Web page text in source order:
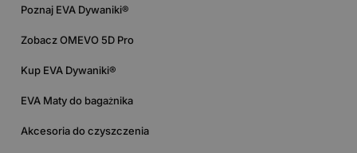
Poznaj EVA Dywaniki®
Zobacz OMEVO 5D Pro
Kup EVA Dywaniki®
EVA Maty do bagażnika
Akcesoria do czyszczenia